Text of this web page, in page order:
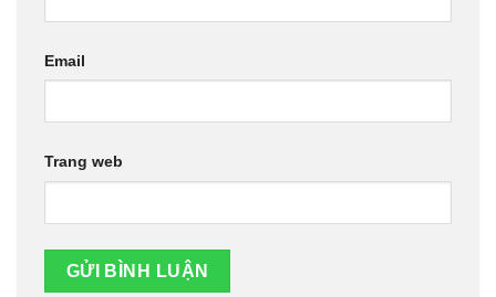
Email
Trang web